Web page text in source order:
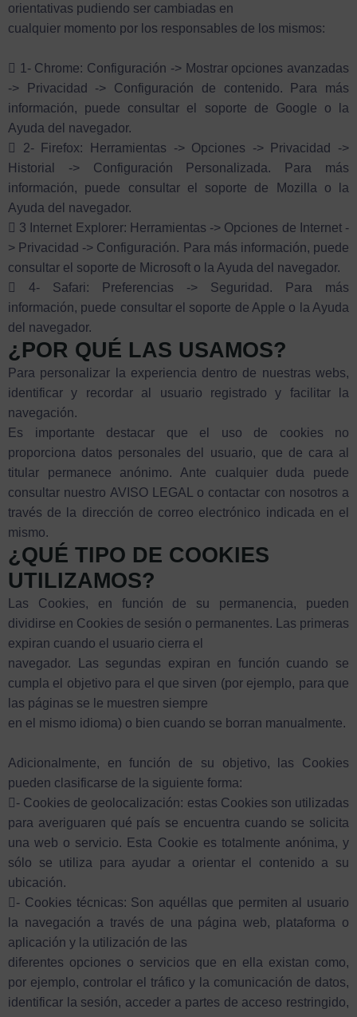
orientativas pudiendo ser cambiadas en
cualquier momento por los responsables de los mismos:
 1- Chrome: Configuración -> Mostrar opciones avanzadas
-> Privacidad -> Configuración de contenido. Para más
información, puede consultar el soporte de Google o la
Ayuda del navegador.
 2- Firefox: Herramientas -> Opciones -> Privacidad ->
Historial -> Configuración Personalizada. Para más
información, puede consultar el soporte de Mozilla o la
Ayuda del navegador.
 3 Internet Explorer: Herramientas -> Opciones de Internet -
> Privacidad -> Configuración. Para más información, puede
consultar el soporte de Microsoft o la Ayuda del navegador.
 4- Safari: Preferencias -> Seguridad. Para más
información, puede consultar el soporte de Apple o la Ayuda
del navegador.
¿POR QUÉ LAS USAMOS?
Para personalizar la experiencia dentro de nuestras webs,
identificar y recordar al usuario registrado y facilitar la
navegación.
Es importante destacar que el uso de cookies no
proporciona datos personales del usuario, que de cara al
titular permanece anónimo. Ante cualquier duda puede
consultar nuestro AVISO LEGAL o contactar con nosotros a
través de la dirección de correo electrónico indicada en el
mismo.
¿QUÉ TIPO DE COOKIES
UTILIZAMOS?
Las Cookies, en función de su permanencia, pueden
dividirse en Cookies de sesión o permanentes. Las primeras
expiran cuando el usuario cierra el
navegador. Las segundas expiran en función cuando se
cumpla el objetivo para el que sirven (por ejemplo, para que
las páginas se le muestren siempre
en el mismo idioma) o bien cuando se borran manualmente.
Adicionalmente, en función de su objetivo, las Cookies
pueden clasificarse de la siguiente forma:
- Cookies de geolocalización: estas Cookies son utilizadas
para averiguaren qué país se encuentra cuando se solicita
una web o servicio. Esta Cookie es totalmente anónima, y
sólo se utiliza para ayudar a orientar el contenido a su
ubicación.
- Cookies técnicas: Son aquéllas que permiten al usuario
la navegación a través de una página web, plataforma o
aplicación y la utilización de las
diferentes opciones o servicios que en ella existan como,
por ejemplo, controlar el tráfico y la comunicación de datos,
identificar la sesión, acceder a partes de acceso restringido,